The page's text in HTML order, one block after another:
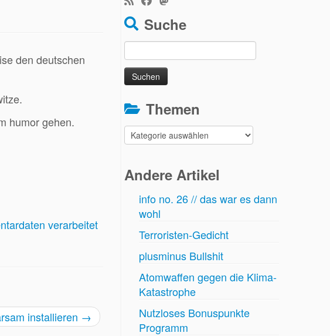
den deutschen
humor gehen.
verarbeitet
installieren →
Suche
nach:
Themen
Themen
Andere Artikel
info no. 26 // das war es dann
wohl
Terroristen-Gedicht
plusminus Bullshit
Atomwaffen gegen die Klima-
Katastrophe
Nutzloses Bonuspunkte
Programm